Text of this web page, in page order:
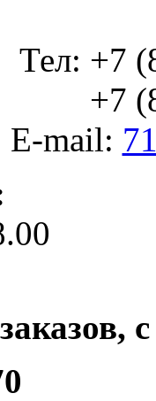
Тел: +7
+7
E-mail: